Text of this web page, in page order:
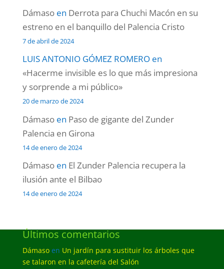
Dámasoen Derrota para Chuchi Macón en su
estreno en el banquillo del Palencia Cristo
7 de abril de 2024
LUIS ANTONIO GÓMEZ ROMEROen
«Hacerme invisible es lo que más impresiona
y sorprende a mi público»
20 de marzo de 2024
Dámasoen Paso de gigante del Zunder
Palencia en Girona
14 de enero de 2024
Dámasoen El Zunder Palencia recupera la
ilusión ante el Bilbao
14 de enero de 2024
Últimos comentarios
Dámasoen Un jardín para sustituir los árboles que
se talaron en la cafetería del Salón